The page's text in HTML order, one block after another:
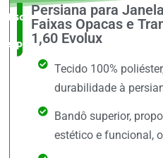
Escolha do
especialista
Persiana para
Faixas Opacas e
1,60 Evolux
Tecido 100%
durabilidade à
Bandô superior,
estético e funcional,